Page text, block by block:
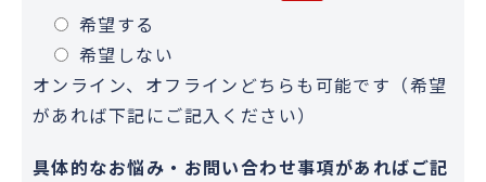
希望する
希望しない
オンライン、オフラインどちらも可能です（希望
があれば下記にご記入ください）
具体的なお悩み・お問い合わせ事項があればご記